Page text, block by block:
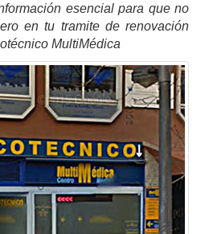
esencial para que no
en tu tramite de renovación
MultiMédica